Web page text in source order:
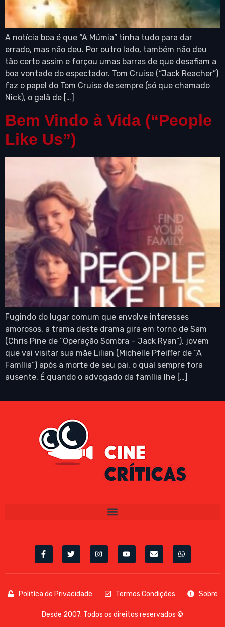
A notícia boa é que “A Múmia” tinha tudo para dar
errado, mas não deu. Por outro lado, também não deu
tão certo assim e forçou umas barras de que desafiam a
boa vontade do espectador. Tom Cruise (“Jack Reacher”)
faz o papel do Tom Cruise de sempre (só que chamado
Nick), o galã de […]
Bem Vindo à Vida (“People
Like Us”)
Fugindo do lugar comum que envolve interesses
amorosos, a trama deste drama gira em torno de Sam
(Chris Pine de “Operação Sombra – Jack Ryan”), jovem
que vai visitar sua mãe Lilian (Michelle Pfeiffer de “A
Família”) após a morte de seu pai, o qual sempre fora
ausente. É quando o advogado da família lhe […]
Politíca de Privacidade Termos Condições Sobre
Desde 2007. Todos os direitos reservados ©